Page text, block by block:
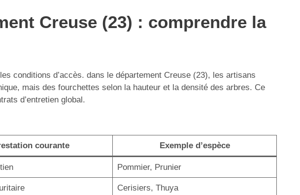
Creuse (23) : comprendre la
conditions d’accès. dans le département Creuse (23), les artisans
mais des fourchettes selon la hauteur et la densité des arbres. Ce
d’entretien global.
courante Exemple d’espèce
Pommier, Prunier
Cerisiers, Thuya